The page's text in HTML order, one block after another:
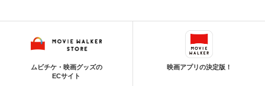
ムビチケ・映画グッズの
ECサイト
映画アプリの決定版！